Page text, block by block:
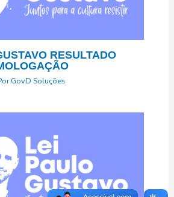
RESULTADO
GovD Soluções